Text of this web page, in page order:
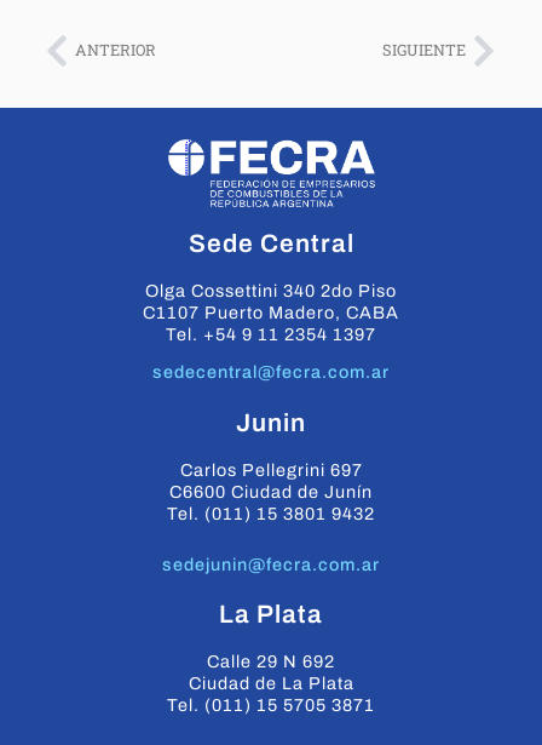
ANTERIOR SIGUIENTE
Sede Central
Olga Cossettini 340 2do Piso
C1107 Puerto Madero, CABA
Tel. +54 9 11 2354 1397
sedecentral@fecra.com.ar
Junin
Carlos Pellegrini 697
C6600 Ciudad de Junín
Tel. (011) 15 3801 9432
sedejunin@fecra.com.ar
La Plata
Calle 29 N 692
Ciudad de La Plata
Tel. (011) 15 5705 3871